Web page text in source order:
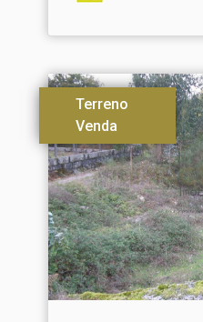
Terreno
Venda